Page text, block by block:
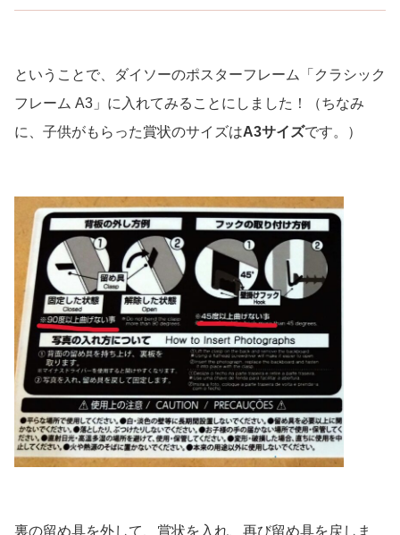
ということで、ダイソーのポスターフレーム「クラシック
フレーム A3」に入れてみることにしました！（ちなみ
に、子供がもらった賞状のサイズはA3サイズです。）
裏の留め具を外して、賞状を入れ、再び留め具を戻しま